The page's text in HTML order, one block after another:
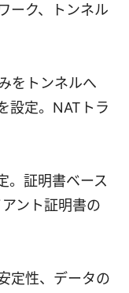
ーク、トンネル
をトンネルへ
設定。NATトラ
。証明書ベース
ント証明書の
定性、データの